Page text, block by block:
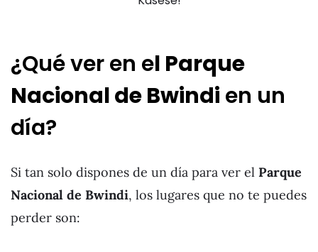
¿Qué ver en el Parque
Nacional de Bwindi en un
día?
Si tan solo dispones de un día para ver el Parque
Nacional de Bwindi, los lugares que no te puedes
perder son: